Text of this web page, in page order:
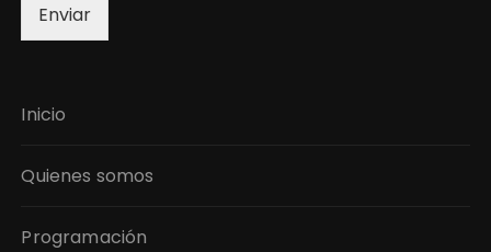
Enviar
Inicio
Quienes somos
Programación